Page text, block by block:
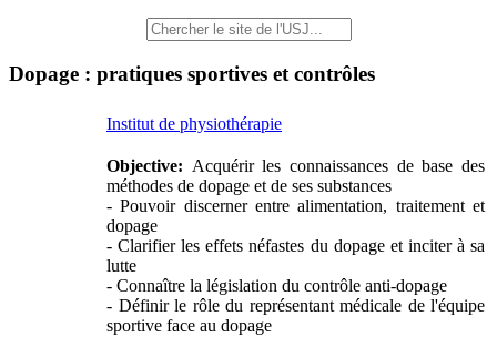
Dopage : pratiques sportives et contrôles
Institut de physiothérapie
Objective: Acquérir les connaissances de base des
méthodes de dopage et de ses substances
- Pouvoir discerner entre alimentation, traitement et
dopage
- Clarifier les effets néfastes du dopage et inciter à sa
lutte
- Connaître la législation du contrôle anti-dopage
- Définir le rôle du représentant médicale de l'équipe
sportive face au dopage